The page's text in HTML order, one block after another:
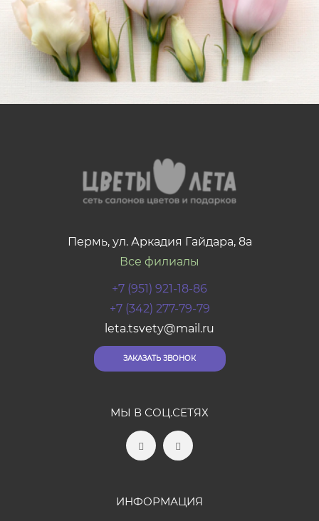
Мы предлагаем большой выбор букетов, роз,
монобукетов, цветочных коробок, открыток, ваз,
воздушных шаров и подарков. Флористы
помогают подобрать композицию под
конкретный повод, цветовую гамму и бюджет, а
каждый заказ собирается с вниманием к
Оформите заказ онлайн или по телефону - мы
подготовим букет и доставим его получателю
по указанному адресу в Перми.
Пермь, ул. Аркадия Гайдара, 8а
Все филиалы
+7 (951) 921-18-86
+7 (342) 277-79-79
leta.tsvety@mail.ru
ЗАКАЗАТЬ ЗВОНОК
МЫ В СОЦ.СЕТЯХ
ИНФОРМАЦИЯ